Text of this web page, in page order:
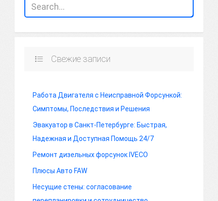
Свежие записи
Работа Двигателя с Неисправной Форсункой:
Симптомы, Последствия и Решения
Эвакуатор в Санкт-Петербурге: Быстрая,
Надежная и Доступная Помощь 24/7
Ремонт дизельных форсунок IVECO
Плюсы Авто FAW
Несущие стены: согласование